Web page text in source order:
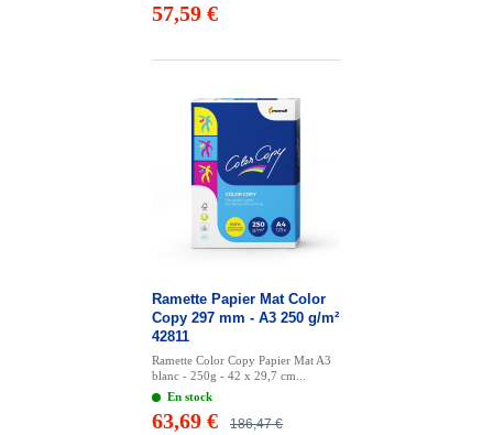
57,59 €
Ramette Papier Mat Color
Copy 297 mm - A3 250 g/m²
42811
Ramette Color Copy Papier Mat A3
blanc - 250g - 42 x 29,7 cm...
En stock
186,47 €
63,69 €